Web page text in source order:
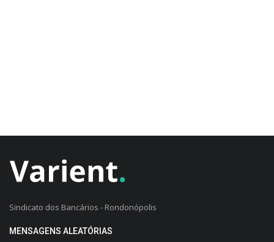
Sindicato dos Bancários - Rondonópolis
MENSAGENS ALEATÓRIAS